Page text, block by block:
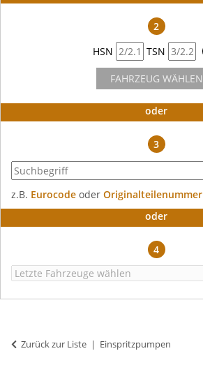
2
HSN
TSN
FAHRZEUG WÄHLEN
oder
3
z.B. Eurocode oder Originalteilenummer
oder
4
Zurück zur Liste Einspritzpumpen